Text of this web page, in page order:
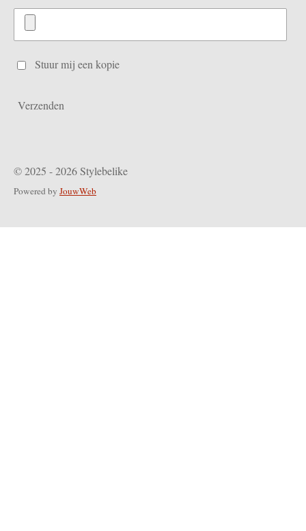
Stuur mij een kopie
Verzenden
© 2025 - 2026 Stylebelike
Powered by JouwWeb